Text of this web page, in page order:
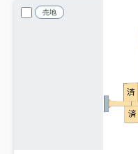
売地